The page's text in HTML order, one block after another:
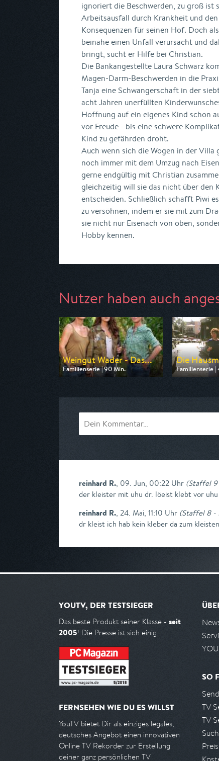
ignoriert die Beschwerden, zu groß ist
Arbeitsausfall durch Krankheit und
Konsequenzen für seinen Hof. Doch
beinahe einen Unfall verursacht und
bringt, sucht er Hilfe bei Christian.
Die Bankangestellte Laura Schwarz
Magen-Darm-Beschwerden in die
Tanja eine Schwangerschaft in der
acht Jahren unerfüllten
Hoffnung auf ein eigenes Kind schon
vor Freude - bis eine schwere
Kind zu gefährden droht.
Auch wenn sich die Wogen in der
noch immer mit dem Umzug nach
gerne endgültig mit Christian
gleichzeitig will sie das nicht über den
entscheiden. Schließlich schafft Piwi
zu versöhnen, indem er sie mit zum
sie nicht nur Eisenach von oben,
Hobby kennen.
Nutzer haben auch
Weingut Wader - Das...
Familienserie | 90 Min.
Ausgestrahlt von ARD
Die
Familienserie |
Ausgestrahlt
reinhard R., 09. Jun, 00:22 Uhr (Staffel 9
der kleister mit uhu dr. löeist klebt vor uhu
reinhard R., 24. Mai, 11:10 Uhr (Staffel 8 -
dr kleist ich hab kein kleber da zum kleisten
YOUTV, DER TESTSIEGER
Das beste Produkt seiner Klasse - seit
2005! Die Presse ist sich einig.
FERNSEHEN WIE DU ES WILLST
YouTV bietet Dir als einziges legales,
deutsches Angebot einen innovativen
Online TV Rekorder zur Erstellung
deiner ganz persönlichen TV
SO
TV
TV